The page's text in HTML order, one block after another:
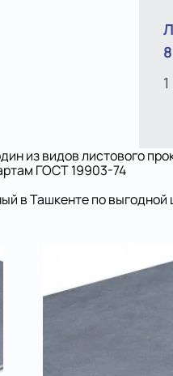
8
1
из видов листового
ГОСТ 19903-74
в Ташкенте по